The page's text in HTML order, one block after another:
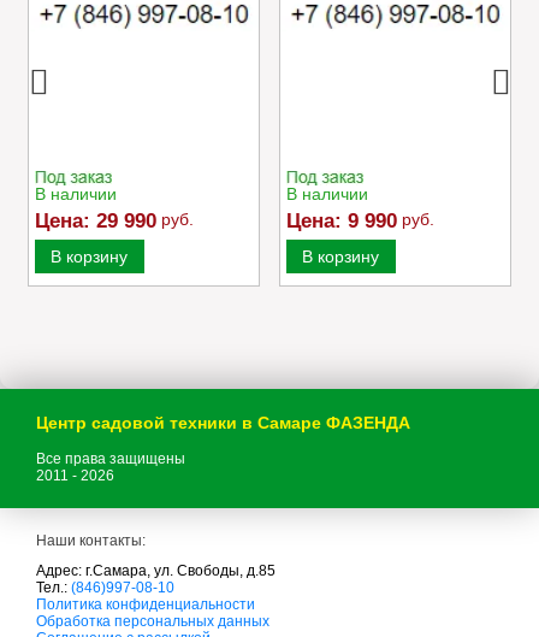
В наличии
Цена: 29 990 руб.
В корзину
EC750
В наличии
Цена: 9 990 руб.
В корзину
Центр садовой техники в Самаре ФАЗЕНДА
Все права защищены
2011 - 2026
Наши контакты:
Адрес: г.Самара, ул. Свободы, д.85
Тел.: (846)997-08-10
с
а
Политика конфиденциальности
Обработка персональных данных